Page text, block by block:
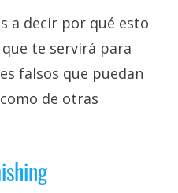
a decir por qué esto
te servirá para
falsos que puedan
de otras